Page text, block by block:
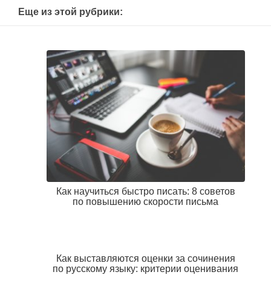
Еще из этой рубрики:
Как научиться быстро писать: 8 советов
по повышению скорости письма
Как выставляются оценки за сочинения
по русскому языку: критерии оценивания